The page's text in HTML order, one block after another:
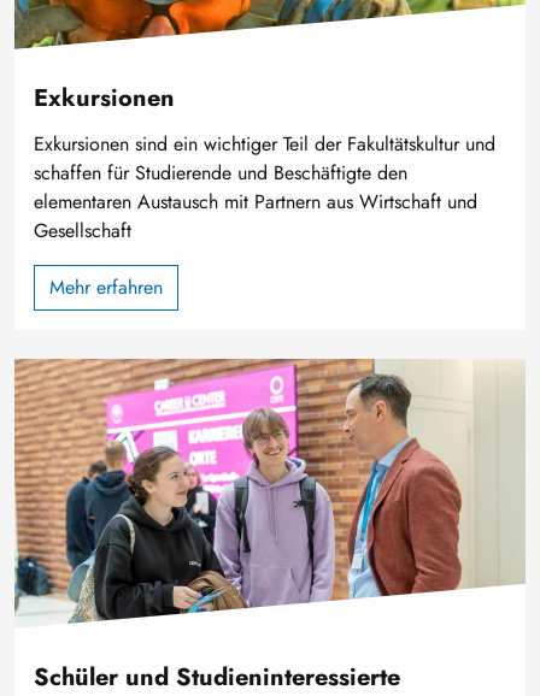
Exkursionen
Exkursionen sind ein wichtiger Teil der Fakultätskultur und
schaffen für Studierende und Beschäftigte den
elementaren Austausch mit Partnern aus Wirtschaft und
Gesellschaft
Mehr erfahren
Bild
Schüler und Studieninteressierte